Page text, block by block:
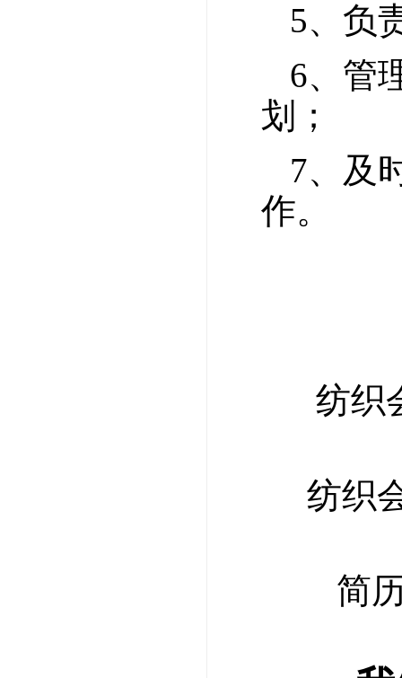
5、负
6、管
划；
7、及
作。
纺织
纺织
简